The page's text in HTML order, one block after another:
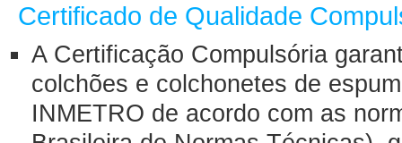
Certificado de Qualidade
A Certificação Compulsória
colchões e colchonetes de
INMETRO de acordo com as